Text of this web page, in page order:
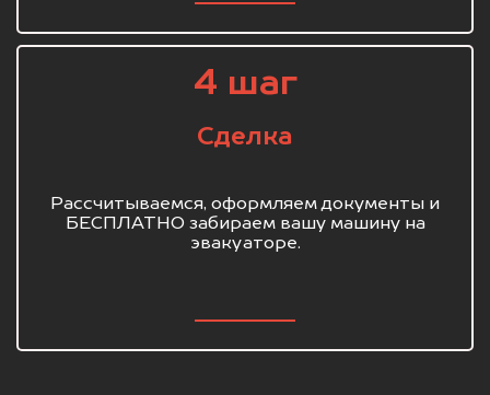
4 шаг
Сделка
Рассчитываемся, оформляем документы и
БЕСПЛАТНО забираем вашу машину на
эвакуаторе.